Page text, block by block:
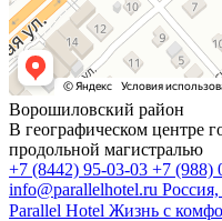
Ворошиловский район
В географическом центре
продольной магистралью
+7 (8442) 95-03-03 +7 (988)
info@parallelhotel.ru
Parallel Hotel Жизнь с